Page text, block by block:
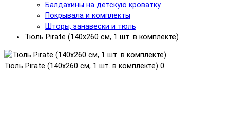
Балдахины на детскую кроватку
Покрывала и комплекты
Шторы, занавески и тюль
Тюль Pirate (140x260 см, 1 шт. в комплекте)
Тюль Pirate (140x260 см, 1 шт. в комплекте) 0